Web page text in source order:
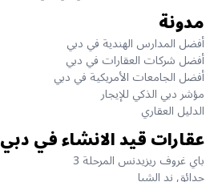
مدونة
أفضل المدارس الهندية في دبي
أفضل شركات العقارات في دبي
أفضل الجامعات الأمريكية في دبي
مؤشر دبي الذكي للإيجار
الدليل العقاري
عقارات قيد الانشاء في دبي
باي غروف ريزيدنس المرحلة 3